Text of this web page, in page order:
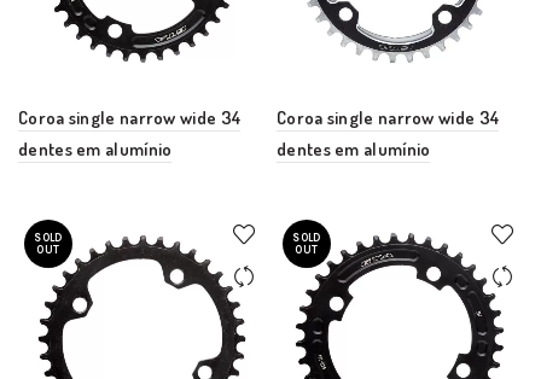
Coroa single narrow wide 34
dentes em alumínio
Coroa single narrow wide 34
dentes em alumínio
SOLD
OUT
SOLD
OUT